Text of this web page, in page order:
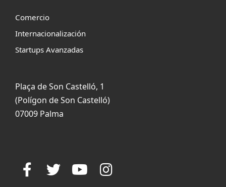
Comercio
Internacionalización
Startups Avanzadas
Plaça de Son Castelló, 1
(Polígon de Son Castelló)
07009 Palma